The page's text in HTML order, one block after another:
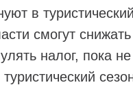
в туристический
смогут
налог, пока не